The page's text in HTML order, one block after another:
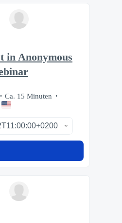
in Anonymous
Ca. 15 Minuten